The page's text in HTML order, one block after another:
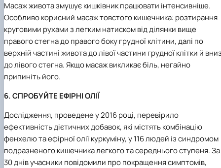
Масаж живота змушує кишківник працювати інтенсивніше.
Особливо корисний масаж товстого кишечника: розтирання
круговими рухами з легким натиском від ділянки вище
правого стегна до правого боку грудної клітини, далі по
верхній частині живота до лівої частини грудної клітки й
до лівого стегна. Якщо масаж викликає біль, негайно
припиніть його.
6. СПРОБУЙТЕ ЕФІРНІ ОЛІЇ
Дослідження, проведене у 2016 році, перевірило
ефективність дієтичних добавок, які містять комбінацію
фенхелю та ефірної олії куркуміну, у 116 людей із синдромом
подразненого кишечника легкого та середнього ступеня. За
30 днів учасники повідомили про покращення симптомів,